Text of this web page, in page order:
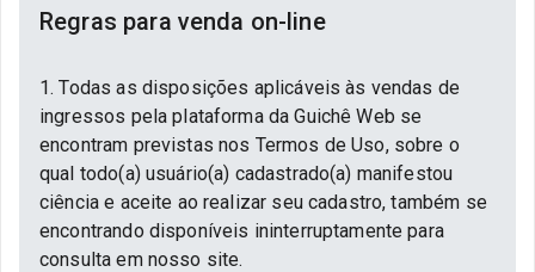
Regras para venda on-line
1. Todas as disposições aplicáveis às vendas de
ingressos pela plataforma da Guichê Web se
encontram previstas nos Termos de Uso, sobre o
qual todo(a) usuário(a) cadastrado(a) manifestou
ciência e aceite ao realizar seu cadastro, também se
encontrando disponíveis ininterruptamente para
consulta em nosso site.